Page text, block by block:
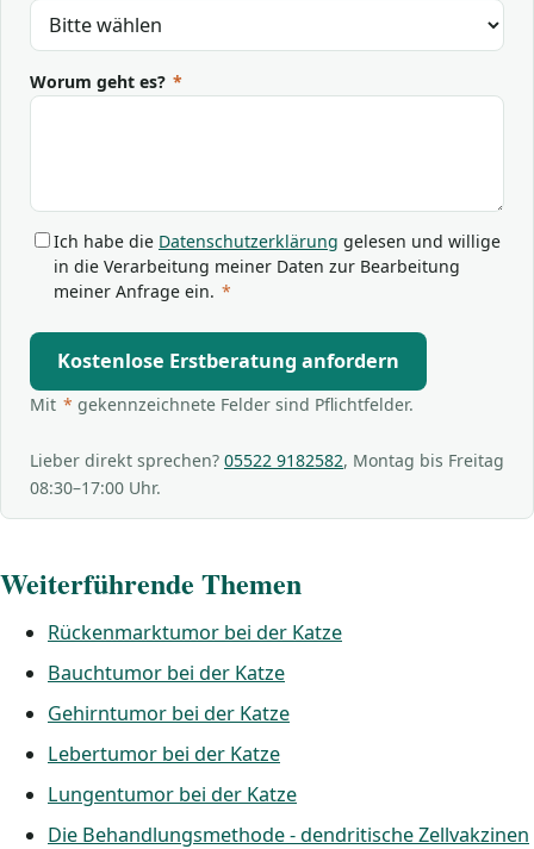
Worum geht es? *
Ich habe die Datenschutzerklärung gelesen und willige
in die Verarbeitung meiner Daten zur Bearbeitung
meiner Anfrage ein. *
Kostenlose Erstberatung anfordern
Mit * gekennzeichnete Felder sind Pflichtfelder.
Lieber direkt sprechen? 05522 9182582, Montag bis Freitag
08:30–17:00 Uhr.
Weiterführende Themen
Rückenmarktumor bei der Katze
Bauchtumor bei der Katze
Gehirntumor bei der Katze
Lebertumor bei der Katze
Lungentumor bei der Katze
Die Behandlungsmethode - dendritische Zellvakzinen